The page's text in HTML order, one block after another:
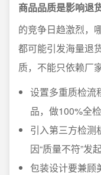
商品品质是影响退
的竞争日趋激烈，
都可能引发海量退
质，不能只依赖厂
设置多重质检流
品，做100%全
引入第三方检测
因“质量不符”发
包装设计要兼顾